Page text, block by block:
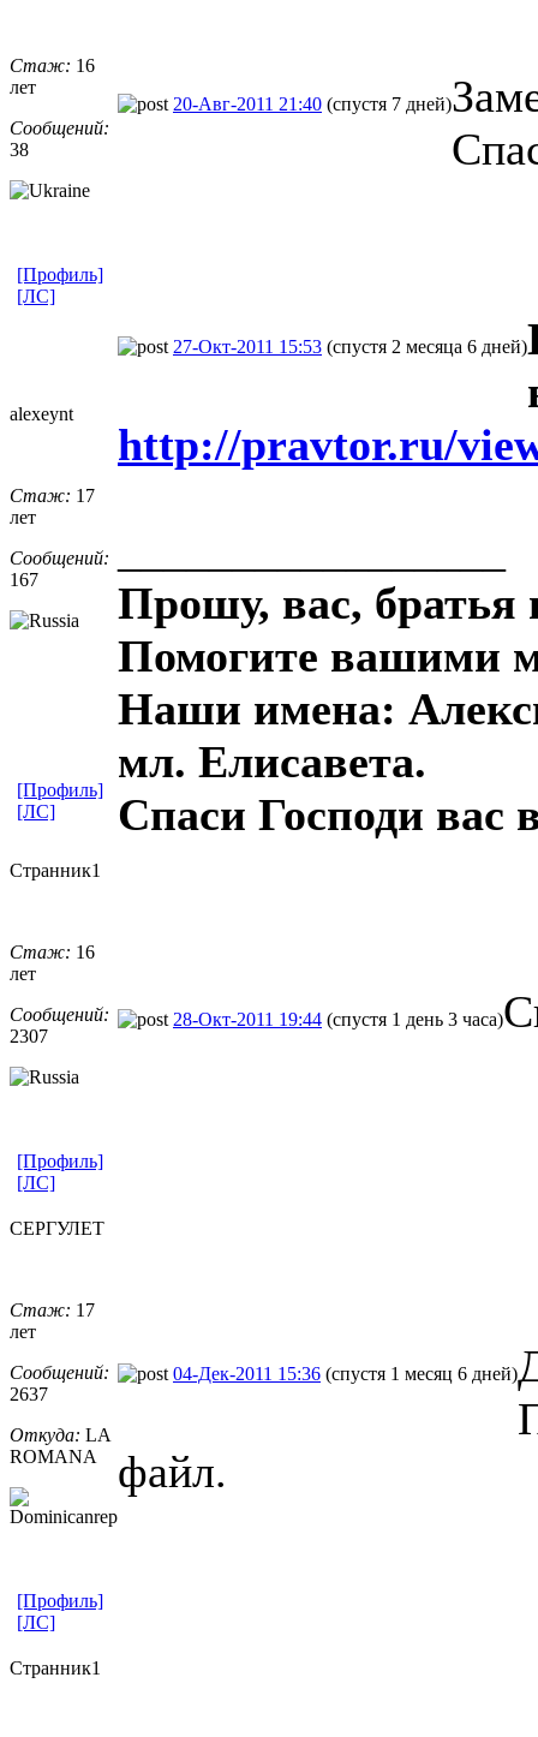
Стаж: 16
лет
Сообщений:
38
20-Авг-2011 21:40 (спустя 7 дней)
[Профиль]
[ЛС]
alexeynt
Стаж: 17
лет
Сообщений:
167
27-Окт-2011 15:53 (спустя 2 месяца 6 дней)
http://pravtor.ru/
Прошу, вас, братья
Помогите вашими
Наши имена:
мл. Елисавета.
Спаси Господи вас
[Профиль]
[ЛС]
Странник1
Стаж: 16
лет
Сообщений:
2307
28-Окт-2011 19:44 (спустя 1 день 3 часа)
[Профиль]
[ЛС]
СЕРГУЛЕТ
Стаж: 17
лет
Сообщений:
2637
Откуда: LA
ROMANA
04-Дек-2011 15:36 (спустя 1 месяц 6 дней)
файл.
[Профиль]
[ЛС]
Странник1